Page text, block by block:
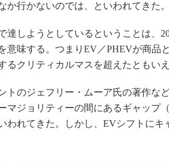
か行かないのでは、といわれてきた。
達しようとしているということは、
意味する。つまりEV／PHEVが商品
るクリティカルマスを超えたともいえ
のジェフリー・ムーア氏の著作な
ジョリティーの間にあるギャップ（
われてきた。しかし、EVシフトにキ